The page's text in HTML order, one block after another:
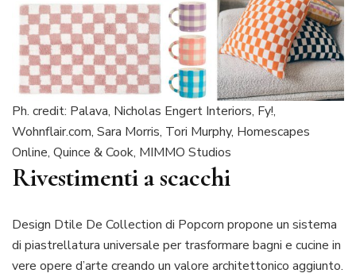
Ph. credit: Palava, Nicholas Engert Interiors, Fy!,
Wohnflair.com, Sara Morris, Tori Murphy, Homescapes
Online, Quince & Cook, MIMMO Studios
Rivestimenti a scacchi
Design Dtile De Collection di Popcorn propone un sistema
di piastrellatura universale per trasformare bagni e cucine in
vere opere d’arte creando un valore architettonico aggiunto.